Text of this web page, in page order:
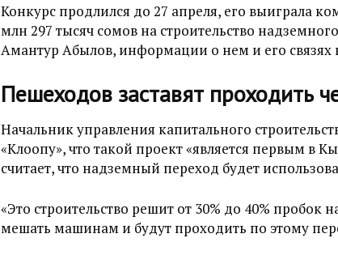
Конкурс продлился до 27 апреля, его выиграла
млн 297 тысяч сомов на строительство
Амантур Абылов, информации о нем и его связях
Пешеходов заставят проходить
Начальник управления капитального
«Клоопу», что такой проект «является первым в
считает, что надземный переход будет
«Это строительство решит от 30% до 40% пробок
мешать машинам и будут проходить по этому